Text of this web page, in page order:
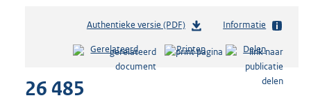
Authentieke versie (PDF)b
s
Informatie
Gerelateerd Printen Delen
26 485